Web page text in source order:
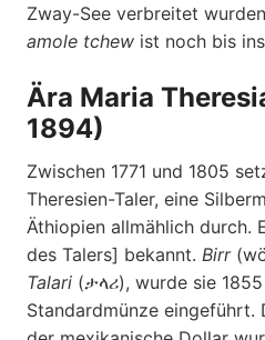
Zway-See verbreitet
amole tchew ist noch bis
Ära Maria
1894)
Zwischen 1771 und 1805
Theresien-Taler, eine
Äthiopien allmählich durch.
des Talers] bekannt. Birr
Talari (ታላሪ), wurde sie
Standardmünze eingeführt.